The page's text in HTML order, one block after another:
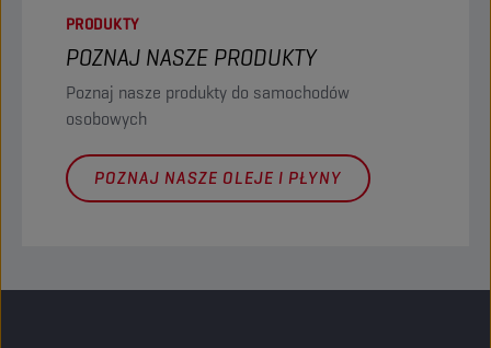
PRODUKTY
POZNAJ NASZE PRODUKTY
Poznaj nasze produkty do samochodów
osobowych
POZNAJ NASZE OLEJE I PŁYNY